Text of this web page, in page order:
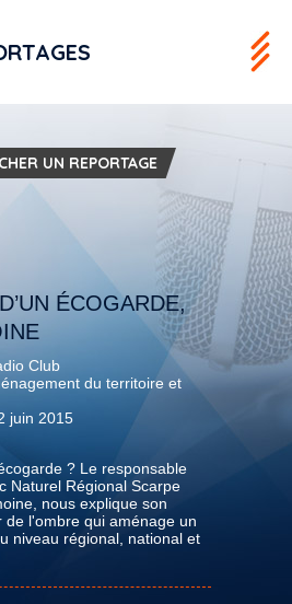
UN REPORTAGE
ÉCOGARDE,
Club
du territoire et
juin 2015
? Le responsable
Naturel Régional Scarpe
nous explique son
de l'ombre qui aménage un
niveau régional, national et